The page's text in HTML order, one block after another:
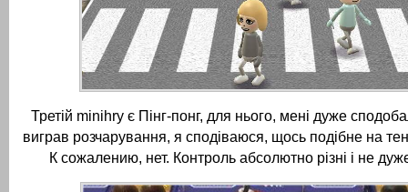
Третій minihry є Пінг-понг, для нього, мені дуже
виграв розчарування, я сподіваюся, щось подібне на
К сожалению, нет. Контроль абсолютно різні і не